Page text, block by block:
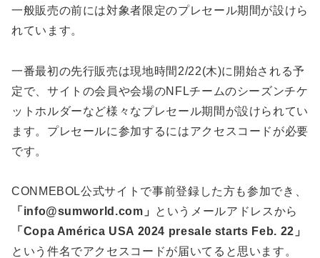
一般販売の前には対象者限定のプレセール期間が設けら
れています。
一番最初の先行販売は現地時間2/22(木)に開始される予
定で、サイトの会員や会場のNFLチームのシーズンチケ
ットホルダーなど様々なプレセール期間が設けられてい
ます。プレセールに参加するにはアクセスコードが必要
です。
CONMEBOL公式サイトで事前登録した方も参加でき、
「info@sumworld.com」
というメールアドレスから
「Copa América USA 2024 presale starts Feb. 22」
という件名でアクセスコードが届いてると思います。